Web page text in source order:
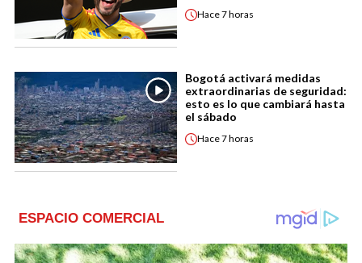
Hace7 horas
Bogotá activará medidas
extraordinarias de seguridad:
esto es lo que cambiará hasta
el sábado
Hace7 horas